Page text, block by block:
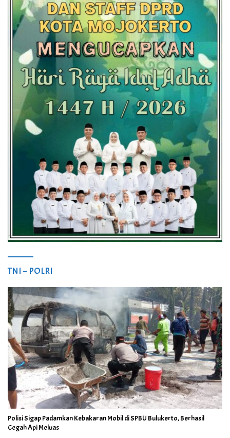
TNI – POLRI
Polisi Sigap Padamkan Kebakaran Mobil di SPBU Bulukerto, Berhasil
Cegah Api Meluas